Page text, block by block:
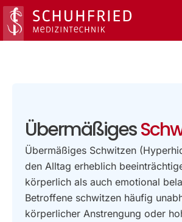
Zum
Inhalt
springen
Übermäßiges
Übermäßiges Schwitzen
den Alltag erheblich
körperlich als auch emotional
Betroffene schwitzen häufig
körperlicher Anstrengung oder